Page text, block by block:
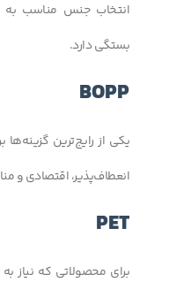
انتخاب جنس مناسب به
بستگی دارد.
BOPP
یکی از رایج‌ترین گزینه‌ها
انعطاف‌پذیر، اقتصادی و
PET
برای محصولاتی که نیاز